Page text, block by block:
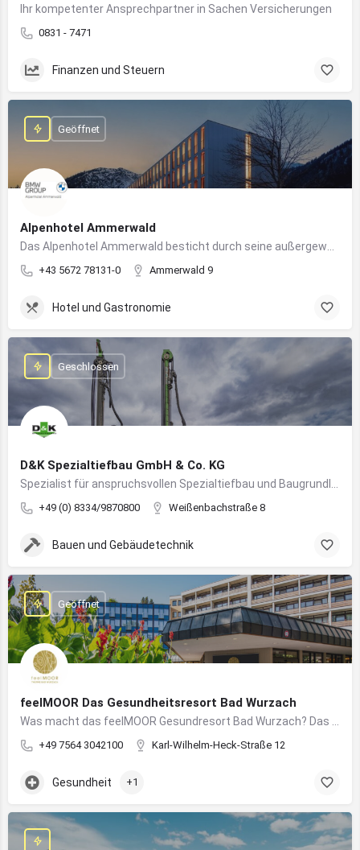
Ihr kompetenter Ansprechpartner in Sachen Versicherungen
0831 - 7471
Finanzen und Steuern
Alpenhotel Ammerwald
+43 5672 78131-0 Ammerwald 9
Geöffnet
Hotel und Gastronomie
D&K Spezialtiefbau GmbH & Co. KG
+49 (0) 8334/9870800 Weißenbachstraße 8
Geschlossen
Bauen und Gebäudetechnik
feelMOOR Das Gesundheitsresort Bad Wurzach
+49 7564 3042100 Karl-Wilhelm-Heck-Straße 12
Geöffnet
Gesundheit +1